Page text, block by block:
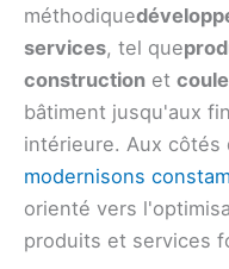
méthodique
services, tel que
construction et
bâtiment jusqu'aux
intérieure. Aux côtés
modernisons
orienté vers
produits et services